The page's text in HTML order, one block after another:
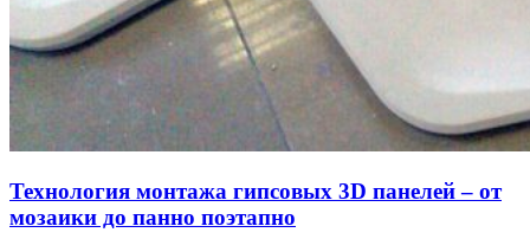
Технология монтажа гипсовых 3D панелей – от
мозаики до панно поэтапно